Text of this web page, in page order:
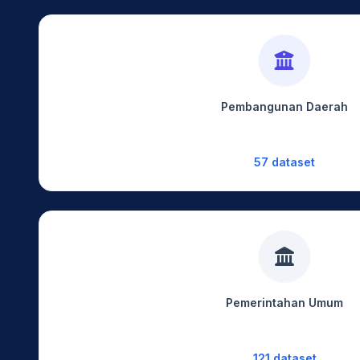
Pembangunan Daerah
57 dataset
Pemerintahan Umum